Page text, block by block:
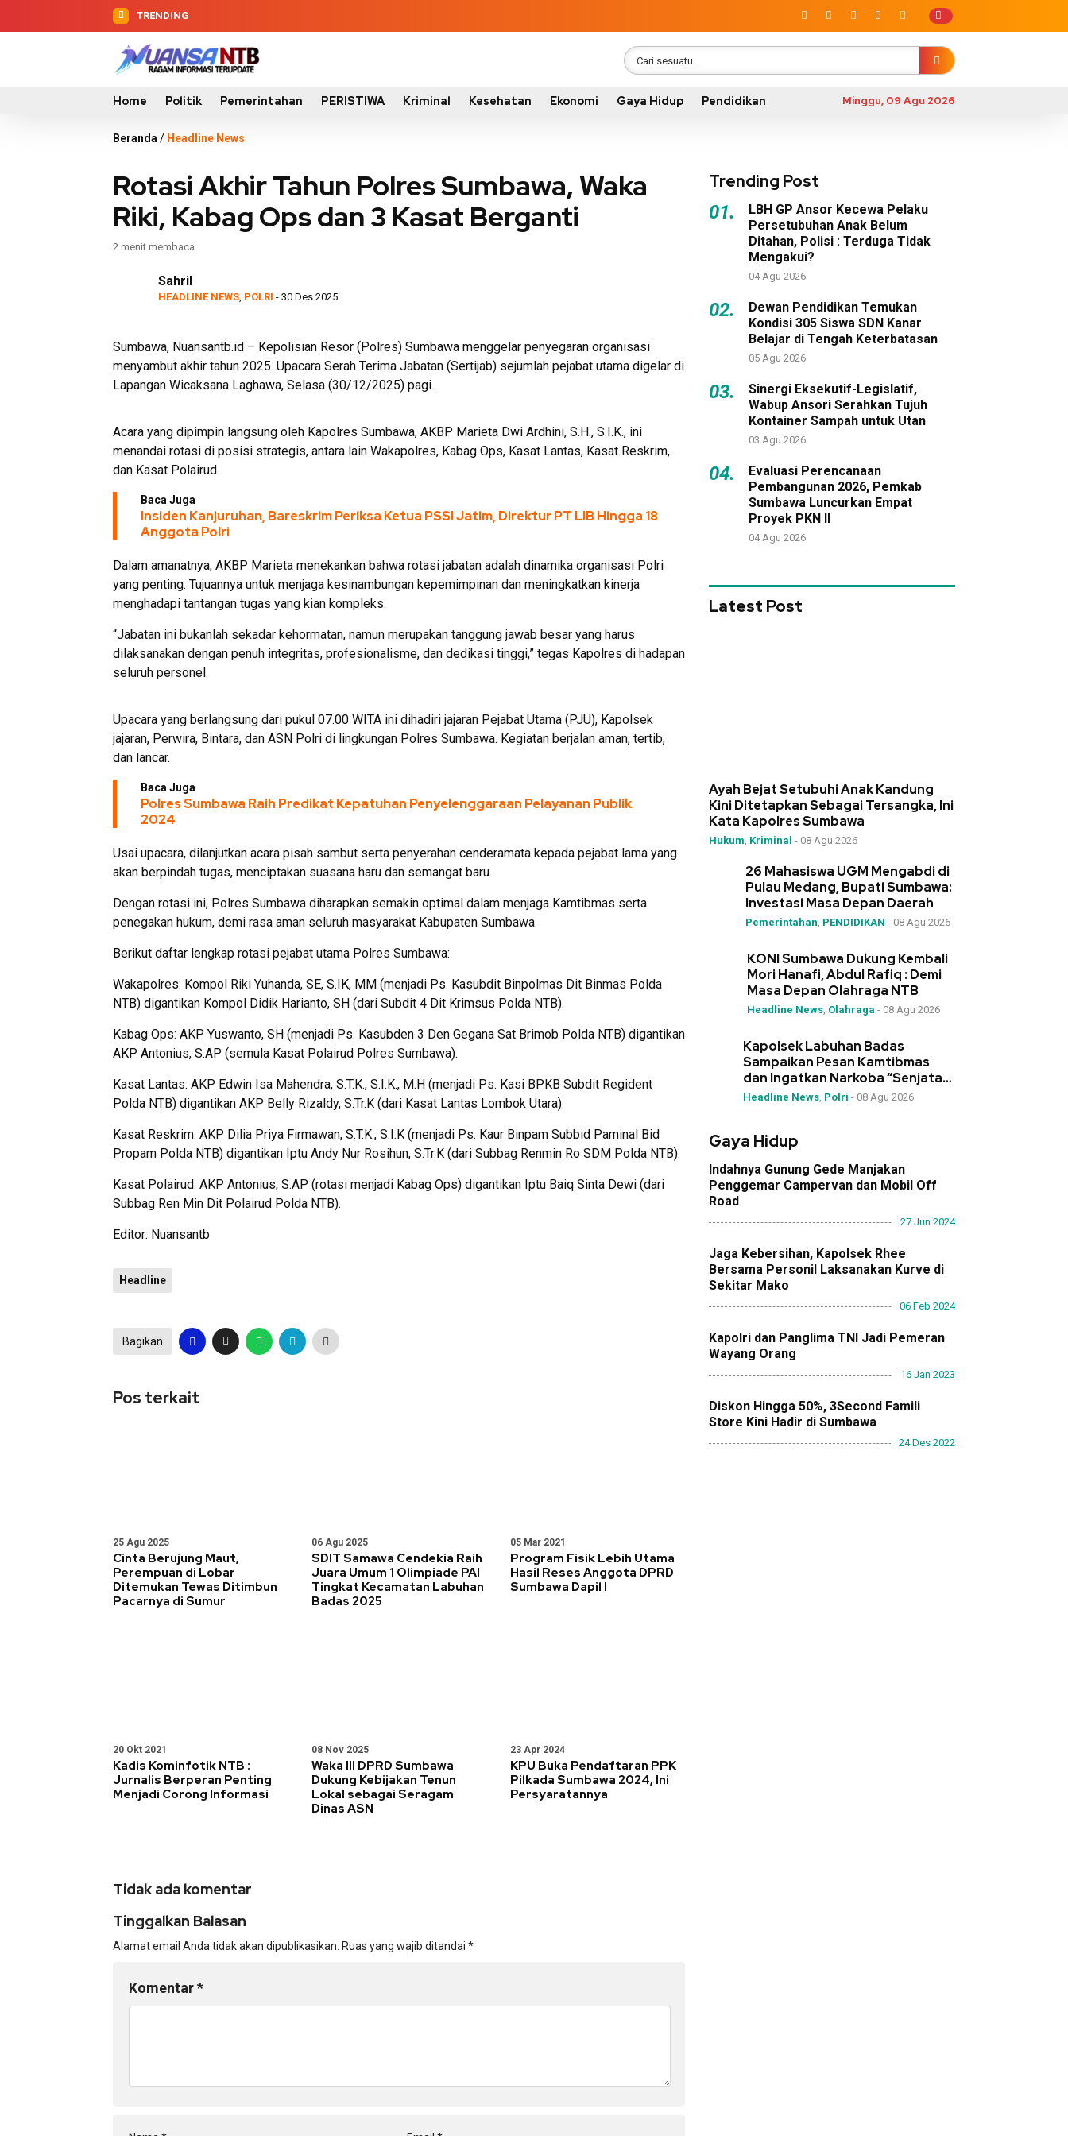
TRENDING
Home Politik Pemerintahan PERISTIWA Kriminal Kesehatan Ekonomi Gaya Hidup Pendidikan Minggu, 09 Agu 2026
Beranda / Headline News
Rotasi Akhir Tahun Polres Sumbawa, Waka
Riki, Kabag Ops dan 3 Kasat Berganti
2 menit membaca
Sahril
HEADLINE NEWS POLRI - 30 Des 2025
Sumbawa, Nuansantb.id – Kepolisian Resor (Polres) Sumbawa menggelar penyegaran organisasi
menyambut akhir tahun 2025. Upacara Serah Terima Jabatan (Sertijab) sejumlah pejabat utama digelar di
Lapangan Wicaksana Laghawa, Selasa (30/12/2025) pagi.
Acara yang dipimpin langsung oleh Kapolres Sumbawa, AKBP Marieta Dwi Ardhini, S.H., S.I.K., ini
menandai rotasi di posisi strategis, antara lain Wakapolres, Kabag Ops, Kasat Lantas, Kasat Reskrim,
dan Kasat Polairud.
Baca Juga
Insiden Kanjuruhan, Bareskrim Periksa Ketua PSSI Jatim, Direktur PT LIB Hingga 18
Anggota Polri
Dalam amanatnya, AKBP Marieta menekankan bahwa rotasi jabatan adalah dinamika organisasi Polri
yang penting. Tujuannya untuk menjaga kesinambungan kepemimpinan dan meningkatkan kinerja
menghadapi tantangan tugas yang kian kompleks.
“Jabatan ini bukanlah sekadar kehormatan, namun merupakan tanggung jawab besar yang harus
dilaksanakan dengan penuh integritas, profesionalisme, dan dedikasi tinggi,” tegas Kapolres di hadapan
seluruh personel.
Upacara yang berlangsung dari pukul 07.00 WITA ini dihadiri jajaran Pejabat Utama (PJU), Kapolsek
jajaran, Perwira, Bintara, dan ASN Polri di lingkungan Polres Sumbawa. Kegiatan berjalan aman, tertib,
dan lancar.
Baca Juga
Polres Sumbawa Raih Predikat Kepatuhan Penyelenggaraan Pelayanan Publik
2024
Usai upacara, dilanjutkan acara pisah sambut serta penyerahan cenderamata kepada pejabat lama yang
akan berpindah tugas, menciptakan suasana haru dan semangat baru.
Dengan rotasi ini, Polres Sumbawa diharapkan semakin optimal dalam menjaga Kamtibmas serta
penegakan hukum, demi rasa aman seluruh masyarakat Kabupaten Sumbawa.
Berikut daftar lengkap rotasi pejabat utama Polres Sumbawa:
Wakapolres: Kompol Riki Yuhanda, SE, S.IK, MM (menjadi Ps. Kasubdit Binpolmas Dit Binmas Polda
NTB) digantikan Kompol Didik Harianto, SH (dari Subdit 4 Dit Krimsus Polda NTB).
Kabag Ops: AKP Yuswanto, SH (menjadi Ps. Kasubden 3 Den Gegana Sat Brimob Polda NTB) digantikan
AKP Antonius, S.AP (semula Kasat Polairud Polres Sumbawa).
Kasat Lantas: AKP Edwin Isa Mahendra, S.T.K., S.I.K., M.H (menjadi Ps. Kasi BPKB Subdit Regident
Polda NTB) digantikan AKP Belly Rizaldy, S.Tr.K (dari Kasat Lantas Lombok Utara).
Kasat Reskrim: AKP Dilia Priya Firmawan, S.T.K., S.I.K (menjadi Ps. Kaur Binpam Subbid Paminal Bid
Propam Polda NTB) digantikan Iptu Andy Nur Rosihun, S.Tr.K (dari Subbag Renmin Ro SDM Polda NTB).
Kasat Polairud: AKP Antonius, S.AP (rotasi menjadi Kabag Ops) digantikan Iptu Baiq Sinta Dewi (dari
Subbag Ren Min Dit Polairud Polda NTB).
Editor: Nuansantb
Headline
Bagikan
Pos terkait
25 Agu 2025
Cinta Berujung Maut,
Perempuan di Lobar
Ditemukan Tewas Ditimbun
Pacarnya di Sumur
06 Agu 2025
SDIT Samawa Cendekia Raih
Juara Umum 1 Olimpiade PAI
Tingkat Kecamatan Labuhan
Badas 2025
05 Mar 2021
Program Fisik Lebih Utama
Hasil Reses Anggota DPRD
Sumbawa Dapil I
20 Okt 2021
Kadis Kominfotik NTB :
Jurnalis Berperan Penting
Menjadi Corong Informasi
08 Nov 2025
Waka III DPRD Sumbawa
Dukung Kebijakan Tenun
Lokal sebagai Seragam
Dinas ASN
23 Apr 2024
KPU Buka Pendaftaran PPK
Pilkada Sumbawa 2024, Ini
Persyaratannya
Tidak ada komentar
Tinggalkan Balasan
Alamat email Anda tidak akan dipublikasikan. Ruas yang wajib ditandai *
Komentar*
Trending Post
01.
LBH GP Ansor Kecewa Pelaku
Persetubuhan Anak Belum
Ditahan, Polisi : Terduga Tidak
Mengakui?
04 Agu 2026
02.
Dewan Pendidikan Temukan
Kondisi 305 Siswa SDN Kanar
Belajar di Tengah Keterbatasan
05 Agu 2026
03.
Sinergi Eksekutif-Legislatif,
Wabup Ansori Serahkan Tujuh
Kontainer Sampah untuk Utan
03 Agu 2026
04.
Evaluasi Perencanaan
Pembangunan 2026, Pemkab
Sumbawa Luncurkan Empat
Proyek PKN II
04 Agu 2026
Latest Post
Ayah Bejat Setubuhi Anak Kandung
Kini Ditetapkan Sebagai Tersangka, Ini
Kata Kapolres Sumbawa
Hukum, Kriminal - 08 Agu 2026
26 Mahasiswa UGM Mengabdi di
Pulau Medang, Bupati Sumbawa:
Investasi Masa Depan Daerah
Pemerintahan, PENDIDIKAN - 08 Agu 2026
KONI Sumbawa Dukung Kembali
Mori Hanafi, Abdul Rafiq : Demi
Masa Depan Olahraga NTB
Headline News, Olahraga - 08 Agu 2026
Kapolsek Labuhan Badas
Sampaikan Pesan Kamtibmas
dan Ingatkan Narkoba “Senjata
Pemusnah Generasi”
Headline News, Polri - 08 Agu 2026
Gaya Hidup
Indahnya Gunung Gede Manjakan
Penggemar Campervan dan Mobil Off
Road
27 Jun 2024
Jaga Kebersihan, Kapolsek Rhee
Bersama Personil Laksanakan Kurve di
Sekitar Mako
06 Feb 2024
Kapolri dan Panglima TNI Jadi Pemeran
Wayang Orang
16 Jan 2023
Diskon Hingga 50%, 3Second Famili
Store Kini Hadir di Sumbawa
24 Des 2022